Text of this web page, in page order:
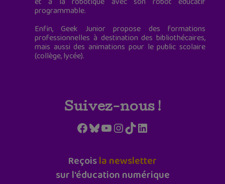
programmable.
Enfin, Geek Junior propose des formations
professionnelles à destination des bibliothécaires,
mais aussi des animations pour le public scolaire
(collège, lycée).
Suivez-nous !
Facebook
Bluesky
YouTube
Instagram
TikTokLinkedIn
Reçoisla newsletter
sur l'éducation numérique